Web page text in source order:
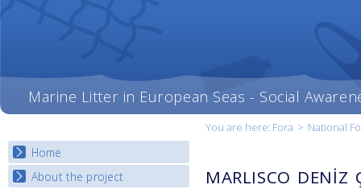
Marine Litter in European Seas - Social
You are here: Fora > National
Home
About the project
MARLISCO DENİZ